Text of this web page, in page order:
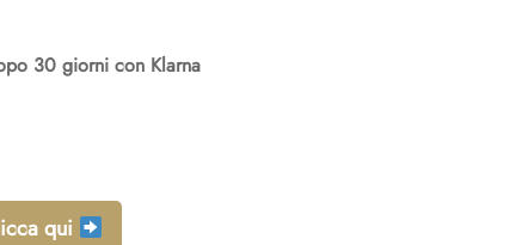
30 giorni con Klarna
qui